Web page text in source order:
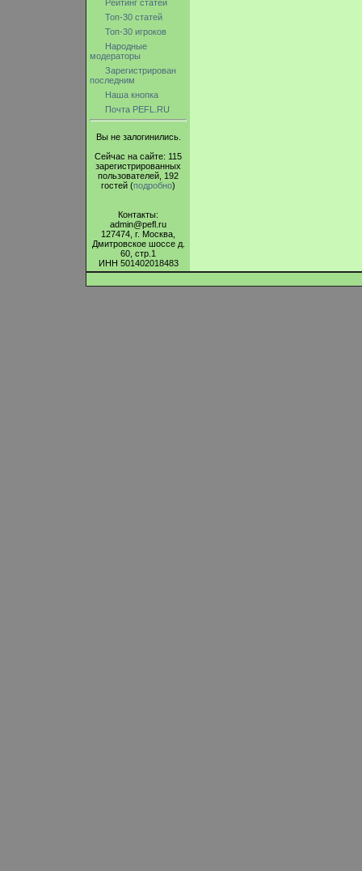
Рейтинг статей
Топ-30 статей
Топ-30 игроков
Народные
модераторы
Зарегистрирован
последним
Наша кнопка
Почта PEFL.RU
Вы не залогинились.
Сейчас на сайте: 115
зарегистрированных
пользователей, 192
гостей (подробно)
Контакты:
admin@pefl.ru
127474, г. Москва,
Дмитровское шоссе д.
60, стр.1
ИНН 501402018483